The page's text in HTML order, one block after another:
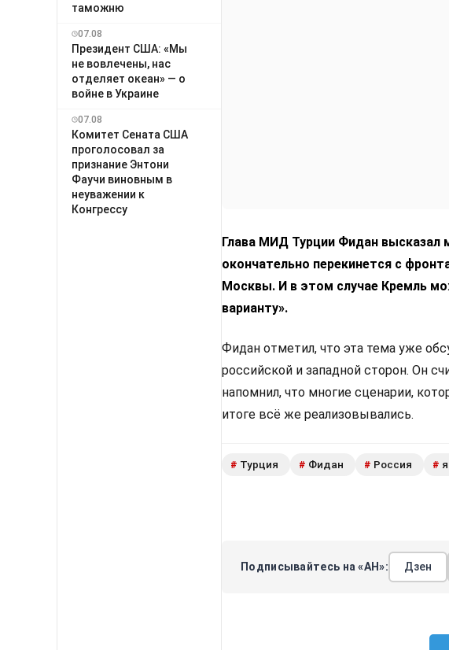
таможню
07.08
Президент США: «Мы
не вовлечены, нас
отделяет океан» — о
войне в Украине
07.08
Комитет Сената США
проголосовал за
признание Энтони
Фаучи виновным в
неуважении к
Конгрессу
Глава МИД Турции Фидан высказал
окончательно перекинется с
Москвы. И в этом случае Кремль
варианту».
Фидан отметил, что эта тема уже
российской и западной сторон. Он
напомнил, что многие сценарии,
итоге всё же реализовывались.
# Турция # Фидан # Россия #
Подписывайтесь на «АН»: Дзен